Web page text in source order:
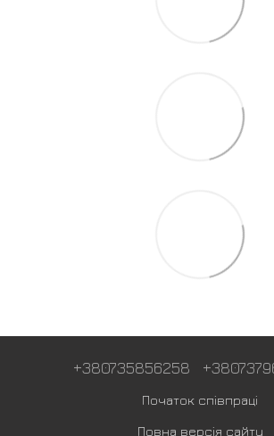
+380735856258
Початок співпраці
Повна версія сайту